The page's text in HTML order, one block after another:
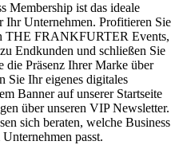
ist das ideale
Unternehmen. Profitieren Sie
THE FRANKFURTER Events,
Endkunden und schließen Sie
die Präsenz Ihrer Marke über
Sie Ihr eigenes digitales
Banner auf unserer Startseite
über unseren VIP Newsletter.
sich beraten, welche Business
passt.